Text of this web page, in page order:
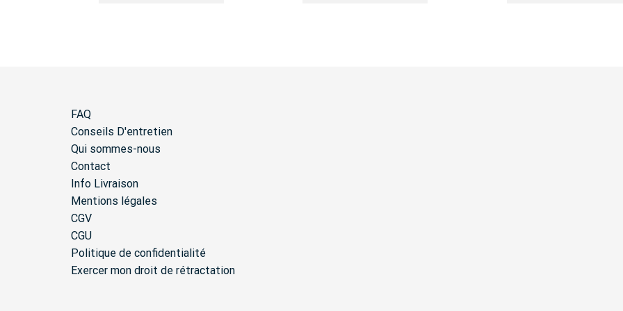
FAQ
Conseils D'entretien
Qui sommes-nous
Contact
Info Livraison
Mentions légales
CGV
CGU
Politique de confidentialité
Exercer mon droit de rétractation